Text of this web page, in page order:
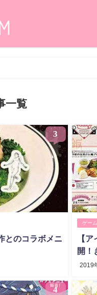
一覧
3
とのコラボメニ
ゲーム
【
開！
2019
4